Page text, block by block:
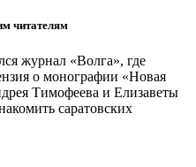
читателям
журнал «Волга», где
о монографии «Новая
Тимофеева и Елизаветы
саратовских